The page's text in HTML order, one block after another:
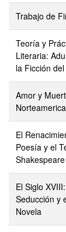
Trabajo de
Teoría y
Literaria:
la Ficción
Amor y
El
Poesía y el
El Siglo
Seducción y
Novela